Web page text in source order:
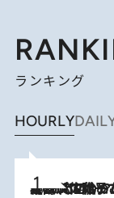
ランキング
HOURLY
2026.8.5
【阿川佐和子さんの年とる力】なぜ70代で始めた趣味は“こんなに楽しい”のか？ ピアノ、俳句…スランプに陥っても続けられる“ある秘訣”とは